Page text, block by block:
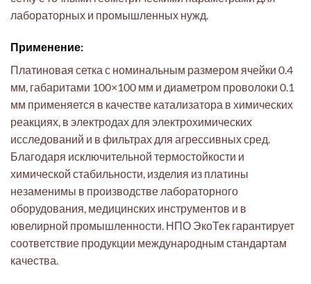
лабораторных и промышленных нужд.
Применение:
Платиновая сетка с номинальным размером ячейки 0.4
мм, габаритами 100×100 мм и диаметром проволоки 0.1
мм применяется в качестве катализатора в химических
реакциях, в электродах для электрохимических
исследований и в фильтрах для агрессивных сред.
Благодаря исключительной термостойкости и
химической стабильности, изделия из платины
незаменимы в производстве лабораторного
оборудования, медицинских инструментов и в
ювелирной промышленности. НПО ЭкоТек гарантирует
соответствие продукции международным стандартам
качества.